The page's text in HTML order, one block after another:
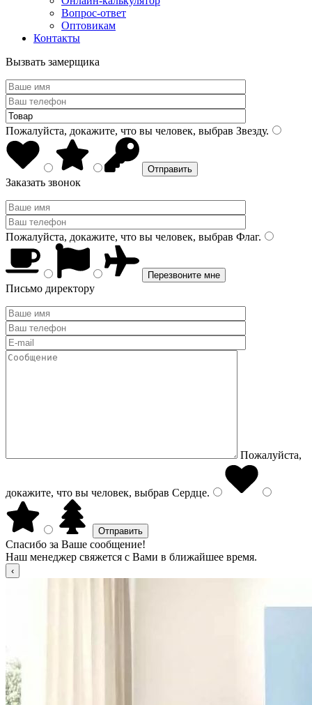
Вопрос-ответ
Оптовикам
Контакты
Вызвать замерщика
Пожалуйста, докажите, что вы человек, выбрав Звезду.
Заказать звонок
Пожалуйста, докажите, что вы человек, выбрав Флаг.
Письмо директору
Пожалуйста,
докажите, что вы человек, выбрав Сердце.
Спасибо за Ваше сообщение!
Наш менеджер свяжется с Вами в ближайшее время.